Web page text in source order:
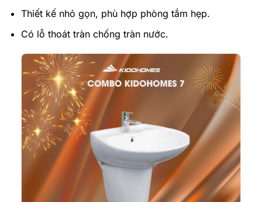
Thiết kế nhỏ gọn, phù hợp phòng tắm hẹp.
Có lỗ thoát tràn chống tràn nước.